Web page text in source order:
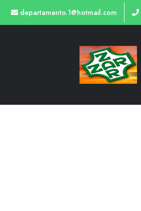
departamento.1@hotmail.com